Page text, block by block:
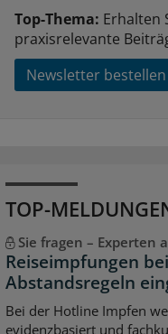
Top-Thema: Erhalten
praxisrelevante
Newsletter bestellen
TOP-
Sie fragen – Experten
Reiseimpfungen
Abstandsregeln
Bei der Hotline Impfen
evidenzbasiert und